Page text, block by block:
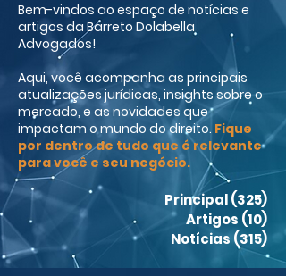
Bem-vindos ao espaço de notícias e
artigos da Barreto Dolabella
Advogados!
Aqui, você acompanha as principais
atualizações jurídicas, insights sobre o
mercado, e as novidades que
impactam o mundo do direito. Fique
por dentro de tudo que é relevante
para você e seu negócio.
Principal(325)
Artigos (10)
Notícias (315)